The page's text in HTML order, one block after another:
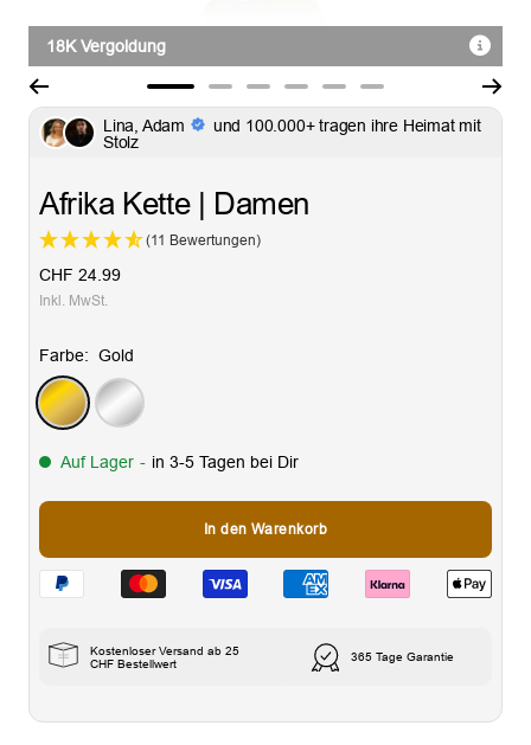
18K Vergoldung
Slide
Slide SlideSlideSlideSlide
Lina, Adam
und 100.000+ tragen ihre Heimat mit
Stolz
Afrika Kette | Damen
(11 Bewertungen)
Angebotspreis
CHF 24.99
Inkl. MwSt.
Farbe: Gold
Gold
Silber
Auf Lager - in 3-5 Tagen bei Dir
In den Warenkorb
Kostenloser Versand ab 25
CHF Bestellwert
365 Tage Garantie